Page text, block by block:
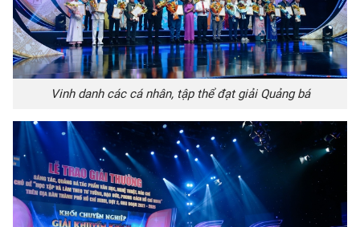
Vinh danh các cá nhân, tập thể đạt giải Quảng bá